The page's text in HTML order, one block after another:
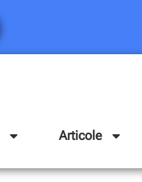
Articole